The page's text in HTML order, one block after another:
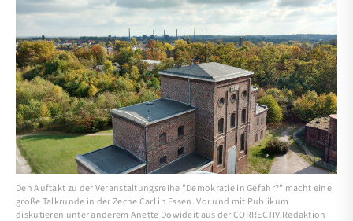
Den Auftakt zu der Veranstaltungsreihe "Demokratie in Gefahr?" macht eine
große Talkrunde in der Zeche Carl in Essen. Vor und mit Publikum
diskutieren unter anderem Anette Dowideit aus der CORRECTIV.Redaktion